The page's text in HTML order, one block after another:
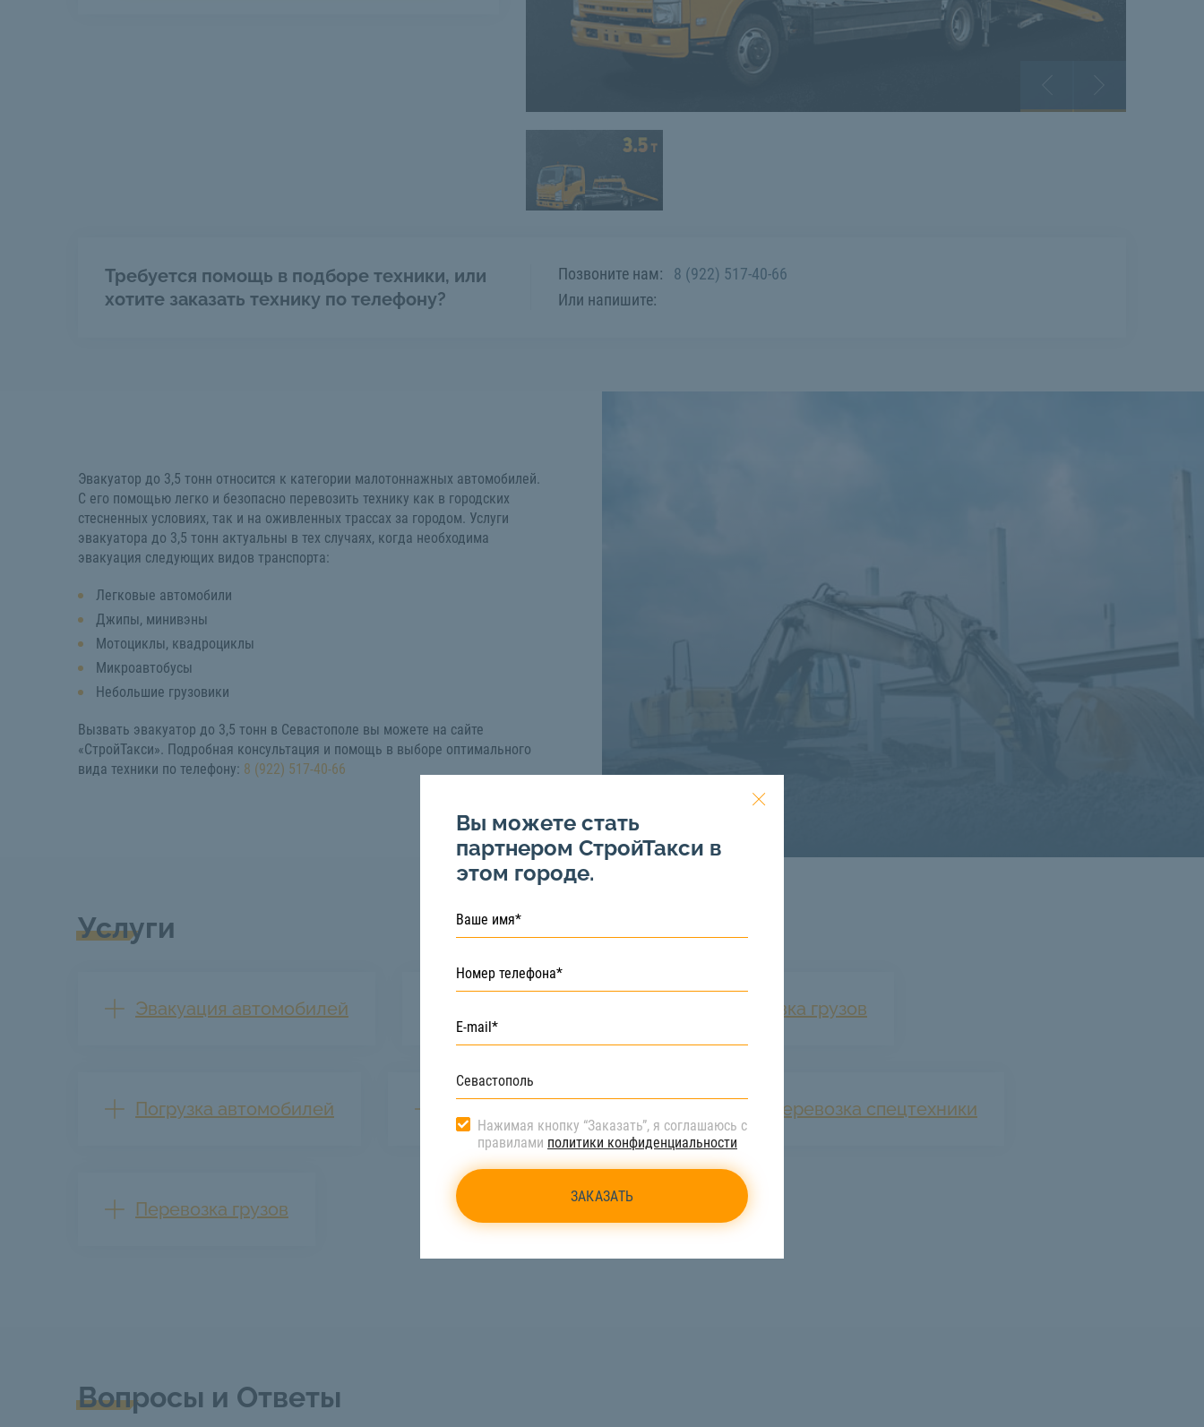
Требуется помощь в подборе техники, или
хотите заказать технику по телефону?
Позвоните нам:
8 (922) 517-40-66
Или напишите:
Эвакуатор до 3,5 тонн относится к категории малотоннажных автомобилей.
С его помощью легко и безопасно перевозить технику как в городских
стесненных условиях, так и на оживленных трассах за городом. Услуги
эвакуатора до 3,5 тонн актуальны в тех случаях, когда необходима
эвакуация следующих видов транспорта:
Легковые автомобили
Джипы, минивэны
Мотоциклы, квадроциклы
Микроавтобусы
Небольшие грузовики
Вызвать эвакуатор до 3,5 тонн в Севастополе вы можете на сайте
«СтройТакси». Подробная консультация и помощь в выборе оптимального
вида техники по телефону: 8 (922) 517-40-66
Услуги
Эвакуация автомобилей Доставка грузов
Погрузка автомобилей Перевозка спецтехники
Перевозка грузов
Вопросы и Ответы
Вы можете стать
партнером СтройТакси в
этом городе.
Нажимая кнопку “Заказать”, я соглашаюсь с
правилами политики конфиденциальности